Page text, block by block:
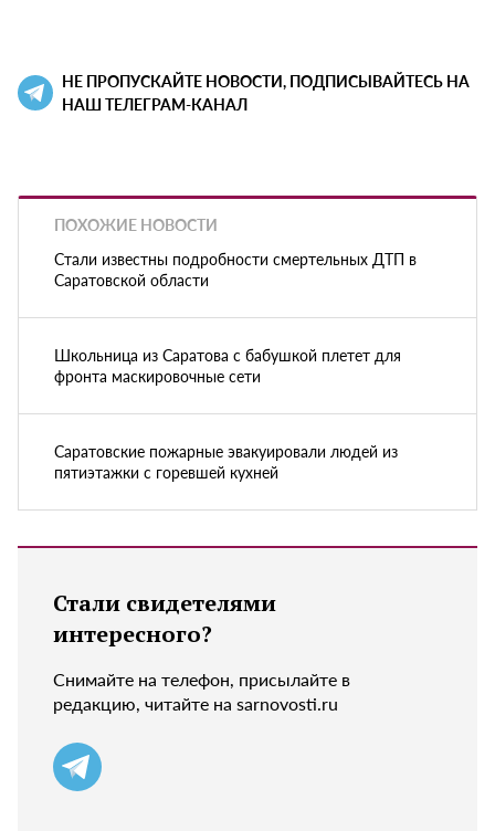
НЕ ПРОПУСКАЙТЕ НОВОСТИ, ПОДПИСЫВАЙТЕСЬ НА
НАШ ТЕЛЕГРАМ-КАНАЛ
ПОХОЖИЕ НОВОСТИ
Стали известны подробности смертельных ДТП в
Саратовской области
Школьница из Саратова с бабушкой плетет для
фронта маскировочные сети
Саратовские пожарные эвакуировали людей из
пятиэтажки с горевшей кухней
Стали свидетелями
интересного?
Снимайте на телефон, присылайте в
редакцию, читайте на sarnovosti.ru